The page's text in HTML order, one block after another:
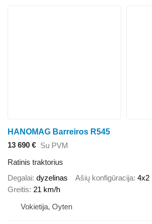
HANOMAG Barreiros R545
13 690 € Su PVM
Ratinis traktorius
Degalai dyzelinas Ašių konfigūracija 4x2
Greitis 21 km/h
Vokietija, Oyten